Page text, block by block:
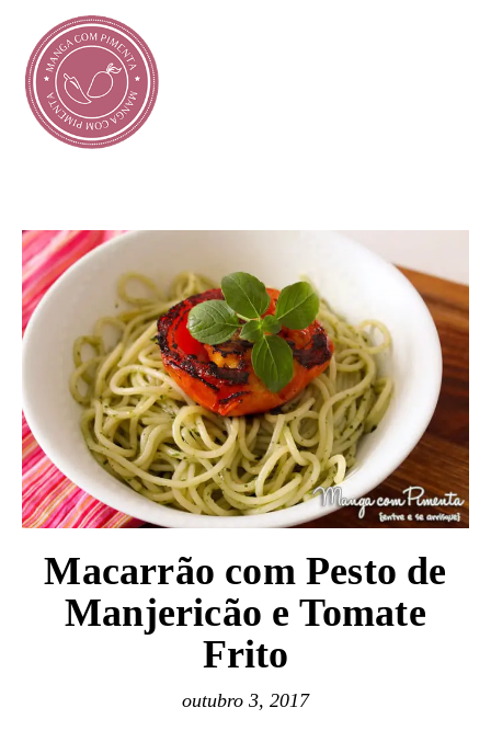
Macarrão com Pesto de
Manjericão e Tomate
Frito
outubro 3, 2017